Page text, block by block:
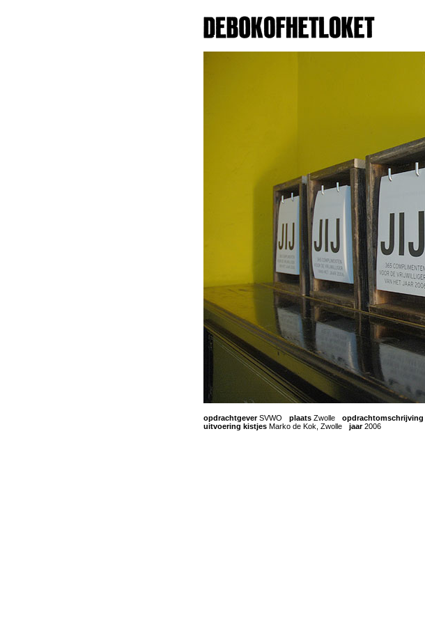
opdrachtgeverSVWO plaats Zwolle opdrachtomschrijving
uitvoering kistjes Marko de Kok, Zwolle jaar2006